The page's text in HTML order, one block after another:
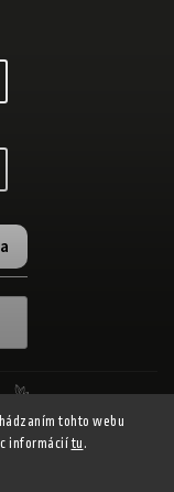
tohto webu
informácií tu .
obchod